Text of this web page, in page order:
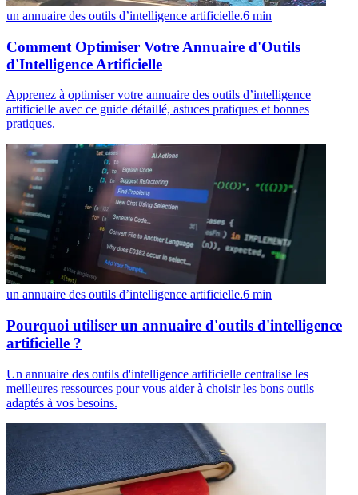
un annuaire des outils d’intelligence artificielle.6 min
Comment Optimiser Votre Annuaire d'Outils
d'Intelligence Artificielle
Apprenez à optimiser votre annuaire des outils d’intelligence
artificielle avec ce guide détaillé, astuces pratiques et bonnes
pratiques.
un annuaire des outils d’intelligence artificielle.6 min
Pourquoi utiliser un annuaire d'outils d'intelligence
artificielle ?
Un annuaire des outils d'intelligence artificielle centralise les
meilleures ressources pour vous aider à choisir les bons outils
adaptés à vos besoins.